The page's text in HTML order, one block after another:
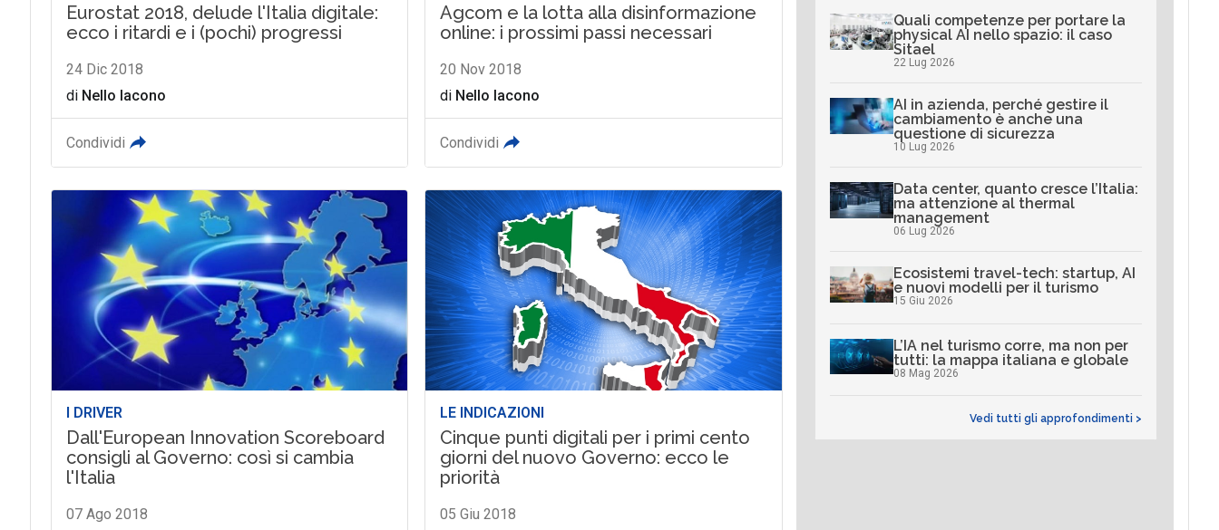
Eurostat 2018, delude l'Italia digitale:
ecco i ritardi e i (pochi) progressi
24 Dic 2018
di Nello Iacono
Condividi
Agcom e la lotta alla disinformazione
online: i prossimi passi necessari
20 Nov 2018
di Nello Iacono
Condividi
I DRIVER
Dall'European Innovation Scoreboard
consigli al Governo: così si cambia
l'Italia
07 Ago 2018
LE INDICAZIONI
Cinque punti digitali per i primi cento
giorni del nuovo Governo: ecco le
priorità
05 Giu 2018
Quali competenze per portare la
physical AI nello spazio: il caso
Sitael
22 Lug 2026
AI in azienda, perché gestire il
cambiamento è anche una
questione di sicurezza
10 Lug 2026
Data center, quanto cresce l’Italia:
ma attenzione al thermal
management
06 Lug 2026
Ecosistemi travel-tech: startup, AI
e nuovi modelli per il turismo
15 Giu 2026
L’IA nel turismo corre, ma non per
tutti: la mappa italiana e globale
08 Mag 2026
Vedi tutti gli approfondimenti >